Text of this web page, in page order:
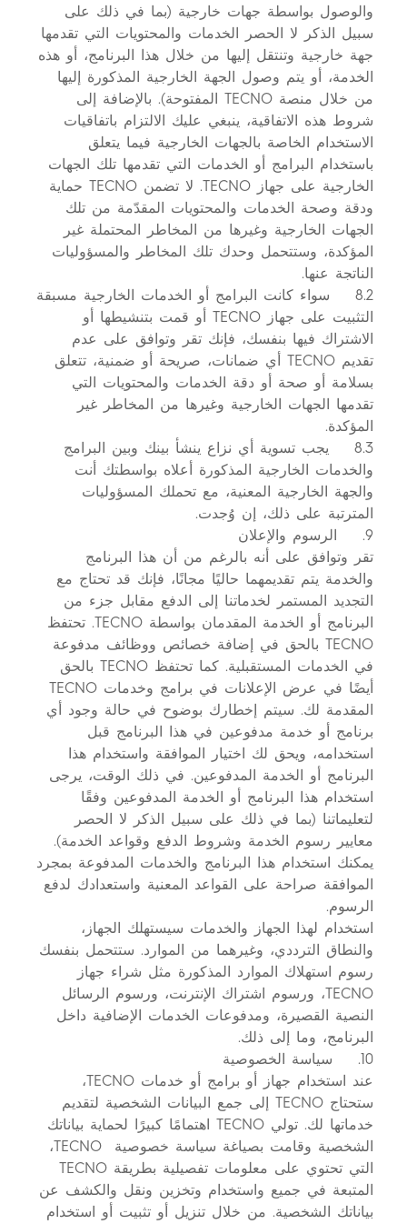
والوصول بواسطة جهات خارجية (بما في ذلك على
سبيل الذكر لا الحصر الخدمات والمحتويات التي تقدمها
جهة خارجية وتنتقل إليها من خلال هذا البرنامج، أو هذه
الخدمة، أو يتم وصول الجهة الخارجية المذكورة إليها
من خلال منصة TECNO المفتوحة). بالإضافة إلى
شروط هذه الاتفاقية، ينبغي عليك الالتزام باتفاقيات
الاستخدام الخاصة بالجهات الخارجية فيما يتعلق
باستخدام البرامج أو الخدمات التي تقدمها تلك الجهات
الخارجية على جهاز TECNO. لا تضمن TECNO حماية
ودقة وصحة الخدمات والمحتويات المقدّمة من تلك
الجهات الخارجية وغيرها من المخاطر المحتملة غير
المؤكدة، وستتحمل وحدك تلك المخاطر والمسؤوليات
الناتجة عنها.
8.2 سواء كانت البرامج أو الخدمات الخارجية مسبقة
التثبيت على جهاز TECNO أو قمت بتنشيطها أو
الاشتراك فيها بنفسك، فإنك تقر وتوافق على عدم
تقديم TECNO أي ضمانات، صريحة أو ضمنية، تتعلق
بسلامة أو صحة أو دقة الخدمات والمحتويات التي
تقدمها الجهات الخارجية وغيرها من المخاطر غير
المؤكدة.
8.3 يجب تسوية أي نزاع ينشأ بينك وبين البرامج
والخدمات الخارجية المذكورة أعلاه بواسطتك أنت
والجهة الخارجية المعنية، مع تحملك المسؤوليات
المترتبة على ذلك، إن وُجدت.
9. الرسوم والإعلان
تقر وتوافق على أنه بالرغم من أن هذا البرنامج
والخدمة يتم تقديمهما حاليًا مجانًا، فإنك قد تحتاج مع
التجديد المستمر لخدماتنا إلى الدفع مقابل جزء من
البرنامج أو الخدمة المقدمان بواسطة TECNO. تحتفظ
TECNO بالحق في إضافة خصائص ووظائف مدفوعة
في الخدمات المستقبلية. كما تحتفظ TECNO بالحق
أيضًا في عرض الإعلانات في برامج وخدمات TECNO
المقدمة لك. سيتم إخطارك بوضوح في حالة وجود أي
برنامج أو خدمة مدفوعين في هذا البرنامج قبل
استخدامه، ويحق لك اختيار الموافقة واستخدام هذا
البرنامج أو الخدمة المدفوعين. في ذلك الوقت، يرجى
استخدام هذا البرنامج أو الخدمة المدفوعين وفقًا
لتعليماتنا (بما في ذلك على سبيل الذكر لا الحصر
معايير رسوم الخدمة وشروط الدفع وقواعد الخدمة).
يمكنك استخدام هذا البرنامج والخدمات المدفوعة بمجرد
الموافقة صراحة على القواعد المعنية واستعدادك لدفع
الرسوم.
استخدام لهذا الجهاز والخدمات سيستهلك الجهاز،
والنطاق الترددي، وغيرهما من الموارد. ستتحمل بنفسك
رسوم استهلاك الموارد المذكورة مثل شراء جهاز
TECNO، ورسوم اشتراك الإنترنت، ورسوم الرسائل
النصية القصيرة، ومدفوعات الخدمات الإضافية داخل
البرنامج، وما إلى ذلك.
10. سياسة الخصوصية
عند استخدام جهاز أو برامج أو خدمات TECNO،
ستحتاج TECNO إلى جمع البيانات الشخصية لتقديم
خدماتها لك. تولي TECNO اهتمامًا كبيرًا لحماية بياناتك
الشخصية وقامت بصياغة سياسة خصوصية TECNO،
التي تحتوي على معلومات تفصيلية بطريقة TECNO
المتبعة في جميع واستخدام وتخزين ونقل والكشف عن
بياناتك الشخصية. من خلال تنزيل أو تثبيت أو استخدام